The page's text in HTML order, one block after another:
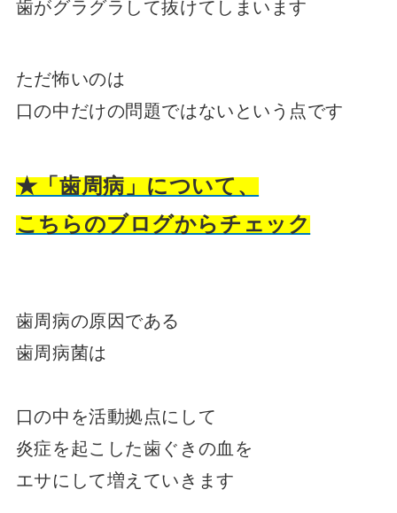
歯がグラグラして抜けてしまいます
ただ怖いのは
口の中だけの問題ではないという点です
★「歯周病」について、
こちらのブログからチェック
歯周病の原因である
歯周病菌は
口の中を活動拠点にして
炎症を起こした歯ぐきの血を
エサにして増えていきます